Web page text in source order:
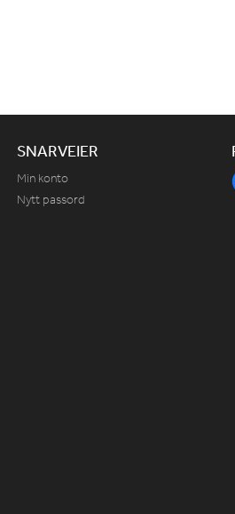
SNARVEIER
Min konto
Nytt passord